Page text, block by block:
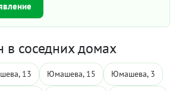
соседних домах
13 Юмашева, 15 Юмашева, 3